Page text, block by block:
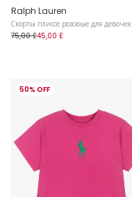
Ralph Lauren
Скорты плиссе розовые для девочек
75,00 £45,00 £
50% OFF